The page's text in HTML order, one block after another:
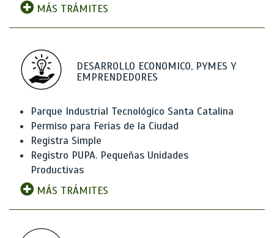
MÁS TRÁMITES
DESARROLLO ECONOMICO, PYMES Y
EMPRENDEDORES
Parque Industrial Tecnológico Santa Catalina
Permiso para Ferias de la Ciudad
Registra Simple
Registro PUPA. Pequeñas Unidades
Productivas
MÁS TRÁMITES